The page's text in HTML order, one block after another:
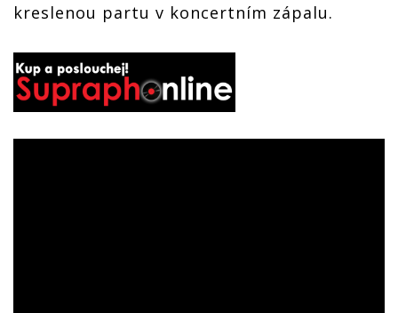
kreslenou partu v koncertním zápalu.